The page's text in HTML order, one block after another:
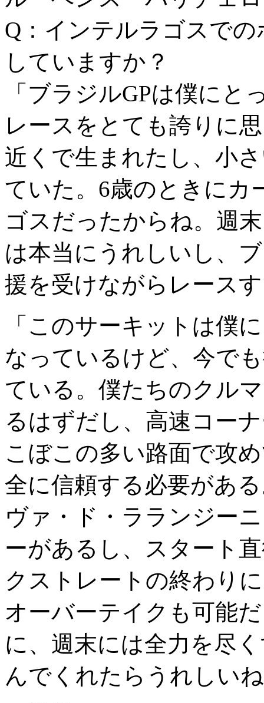
Q：インテルラゴスで
していますか？
「ブラジルGPは僕に
レースをとても誇りに
近くで生まれたし、小
ていた。6歳のときにカ
ゴスだったからね。週
は本当にうれしいし、
援を受けながらレース
「このサーキットは僕
なっているけど、今で
ている。僕たちのクル
るはずだし、高速コー
こぼこの多い路面で攻
全に信頼する必要があ
ヴァ・ド・ラランジー
ーがあるし、スタート
クストレートの終わり
オーバーテイクも可能
に、週末には全力を尽
んでくれたらうれしい